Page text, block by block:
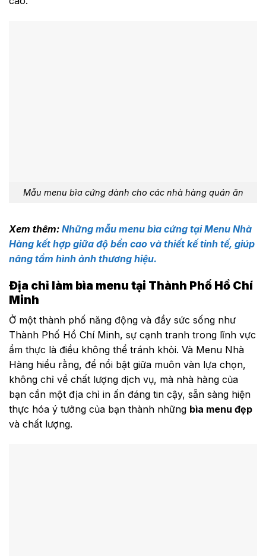
Mẫu menu bìa cứng dành cho các nhà hàng quán ăn
Xem thêm: Những mẫu menu bìa cứng tại Menu Nhà
Hàng kết hợp giữa độ bền cao và thiết kế tinh tế, giúp
nâng tầm hình ảnh thương hiệu.
Địa chỉ làm bìa menu tại Thành Phố Hồ Chí
Minh
Ở một thành phố năng động và đầy sức sống như
Thành Phố Hồ Chí Minh, sự cạnh tranh trong lĩnh vực
ẩm thực là điều không thể tránh khỏi. Và Menu Nhà
Hàng hiểu rằng, để nổi bật giữa muôn vàn lựa chọn,
không chỉ về chất lượng dịch vụ, mà nhà hàng của
bạn cần một địa chỉ in ấn đáng tin cậy, sẵn sàng hiện
thực hóa ý tưởng của bạn thành những bìa menu đẹp
và chất lượng.